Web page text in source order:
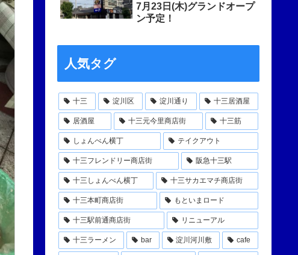
7月23日(木)グランドオープ
ン予定！
人気タグ
十三 淀川区 淀川通り 十三居酒屋
居酒屋 十三元今里商店街 十三筋
しょんべん横丁 テイクアウト
十三フレンドリー商店街 阪急十三駅
十三しょんべん横丁 十三サカエマチ商店街
十三本町商店街 もといまロード
十三駅前通商店街 リニューアル
十三ラーメン bar 淀川河川敷 cafe